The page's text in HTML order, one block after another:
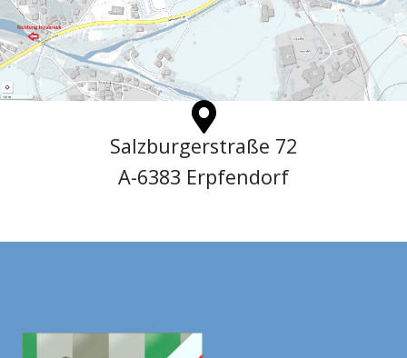
Salzburgerstraße 72
A-6383 Erpfendorf